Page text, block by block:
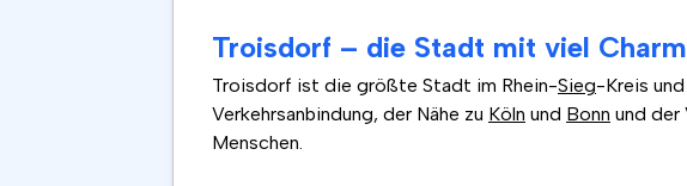
Troisdorf – die Stadt mit viel
Troisdorf ist die größte Stadt im Rhein-Sieg-Kreis
Verkehrsanbindung, der Nähe zu Köln und Bonn und der
Menschen.